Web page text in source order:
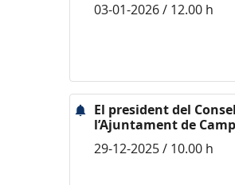
03-01-2026 / 12.00 h
El president del
l’Ajuntament de
29-12-2025 / 10.00 h